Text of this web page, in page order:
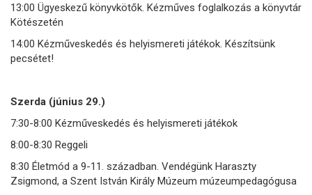
13:00 Ügyeskezű könyvkötők. Kézműves foglalkozás a könyvtár
Kötészetén
14:00 Kézműveskedés és helyismereti játékok. Készítsünk
pecsétet!
Szerda (június 29.)
7:30-8:00 Kézműveskedés és helyismereti játékok
8:00-8:30 Reggeli
8:30 Életmód a 9-11. században. Vendégünk Haraszty
Zsigmond, a Szent István Király Múzeum múzeumpedagógusa